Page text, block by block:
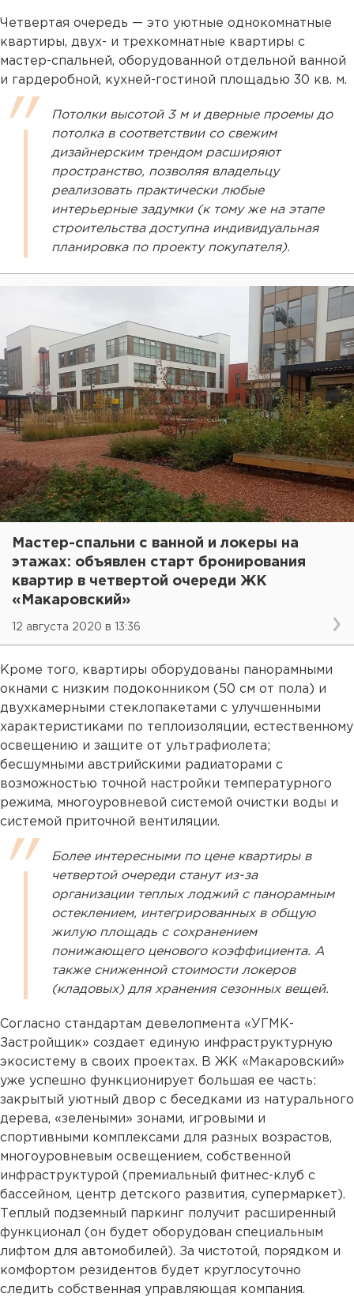
Четвертая очередь — это уютные однокомнатные
квартиры, двух- и трехкомнатные квартиры с
мастер-спальней, оборудованной отдельной ванной
и гардеробной, кухней-гостиной площадью 30 кв. м.
Потолки высотой 3 м и дверные проемы до
потолка в соответствии со свежим
дизайнерским трендом расширяют
пространство, позволяя владельцу
реализовать практически любые
интерьерные задумки (к тому же на этапе
строительства доступна индивидуальная
планировка по проекту покупателя).
Мастер-спальни с ванной и локеры на
этажах: объявлен старт бронирования
квартир в четвертой очереди ЖК
«Макаровский»
12 августа 2020 в 13:36
Кроме того, квартиры оборудованы панорамными
окнами с низким подоконником (50 см от пола) и
двухкамерными стеклопакетами с улучшенными
характеристиками по теплоизоляции, естественному
освещению и защите от ультрафиолета;
бесшумными австрийскими радиаторами с
возможностью точной настройки температурного
режима, многоуровневой системой очистки воды и
системой приточной вентиляции.
Более интересными по цене квартиры в
четвертой очереди станут из-за
организации теплых лоджий с панорамным
остеклением, интегрированных в общую
жилую площадь с сохранением
понижающего ценового коэффициента. А
также сниженной стоимости локеров
(кладовых) для хранения сезонных вещей.
Согласно стандартам девелопмента «УГМК-
Застройщик» создает единую инфраструктурную
экосистему в своих проектах. В ЖК «Макаровский»
уже успешно функционирует большая ее часть:
закрытый уютный двор с беседками из натурального
дерева, «зелеными» зонами, игровыми и
спортивными комплексами для разных возрастов,
многоуровневым освещением, собственной
инфраструктурой (премиальный фитнес-клуб с
бассейном, центр детского развития, супермаркет).
Теплый подземный паркинг получит расширенный
функционал (он будет оборудован специальным
лифтом для автомобилей). За чистотой, порядком и
комфортом резидентов будет круглосуточно
следить собственная управляющая компания.